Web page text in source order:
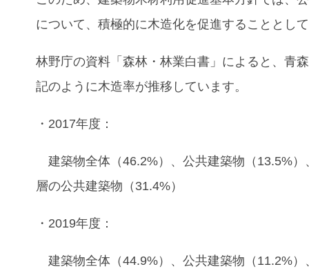
について、積極的に木造化を促進することとし
林野庁の資料「森林・林業白書」によると、青
記のように木造率が推移しています。
・2017年度：
建築物全体（46.2%）、公共建築物（13.5%）
層の公共建築物（31.4%）
・2019年度：
建築物全体（44.9%）、公共建築物（11.2%）